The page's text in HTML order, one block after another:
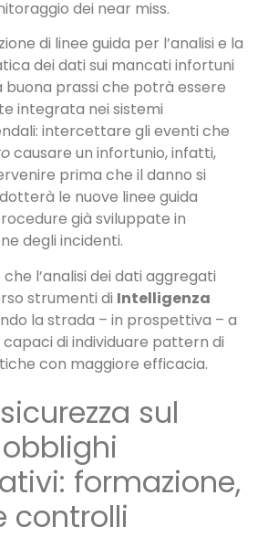
dei near miss.
di linee guida per l’analisi e la
dei dati sui mancati infortuni
prassi che potrà essere
integrata nei sistemi
intercettare gli eventi che
causare un infortunio, infatti,
prima che il danno si
le nuove linee guida
già sviluppate in
degli incidenti.
l’analisi dei dati aggregati
strumenti di Intelligenza
la strada – in prospettiva – a
di individuare pattern di
con maggiore efficacia.
sul
formazione,
controlli